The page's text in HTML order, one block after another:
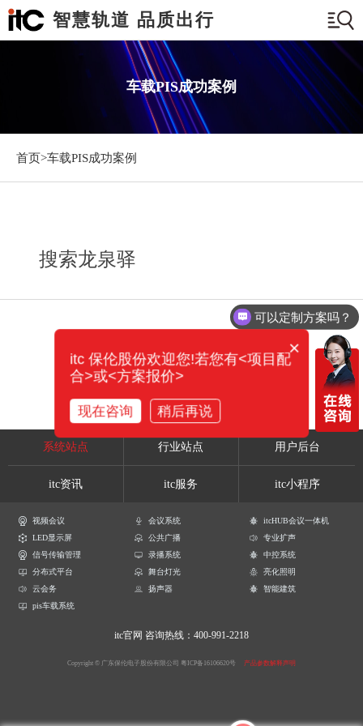
智慧轨道 品质出行
车载PIS成功案例
首页>车载PIS成功案例
搜索龙泉驿
系统站点 行业站点 用户后台
itc资讯 itc服务 itc小程序
视频会议 会议系统
itcHUB会议一体机
LED显示屏
公共广播
专业扩声
信号传输管理
录播系统
中控系统
分布式平台
舞台灯光
亮化照明
云会务
扬声器
智能建筑
pis车载系统
itc官网 咨询热线：400-991-2218
Copyright © 广东保伦电子股份有限公司 粤ICP备16106620号 产品参数解释声明
可以定制方案吗？
×
itc 保伦股份欢迎您!若您有<项目配
合>或<方案报价>
现在咨询 稍后再说